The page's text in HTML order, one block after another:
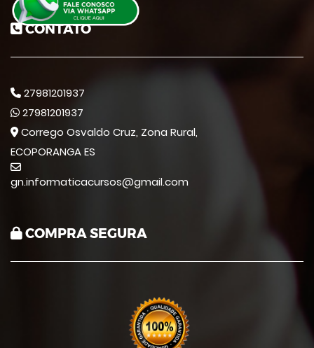
CONTATO
27981201937
27981201937
Corrego Osvaldo Cruz, Zona Rural,
ECOPORANGA ES
gn.informaticacursos@gmail.com
COMPRA SEGURA